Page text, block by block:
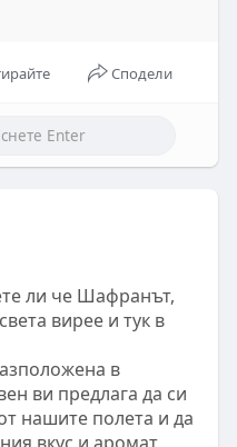
Сподели
ли че Шафранът,
вирее и тук в
в
ви предлага да си
нашите полета и да